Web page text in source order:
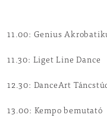
11.00: Genius
11.30: Liget Line Dance
12.30: DanceArt
13.00: Kempo bemutató